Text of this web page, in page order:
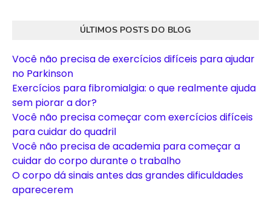
ÚLTIMOS POSTS DO BLOG
Você não precisa de exercícios difíceis para ajudar
no Parkinson
Exercícios para fibromialgia: o que realmente ajuda
sem piorar a dor?
Você não precisa começar com exercícios difíceis
para cuidar do quadril
Você não precisa de academia para começar a
cuidar do corpo durante o trabalho
O corpo dá sinais antes das grandes dificuldades
aparecerem